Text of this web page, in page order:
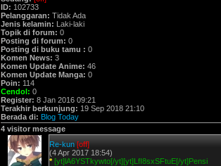
ID: 102733
Pelanggaran: Tidak Ada
Jenis kelamin: Laki-laki
Topik di forum: 0
Posting di forum: 0
Posting di buku tamu : 0
Komen News: 3
Komen Update Anime: 46
Komen Update Manga: 0
Poin: 114
Cendol: 0
Register: 8 Jan 2016 09:21
Terakhir berkunjung: 19 Sep 2018 21:10
Berada di: Blog Today
4 visitor message
Re-kun [off]
(4 Apr 2017 18:54)
* [yt]lA6YSTkywto[/yt][yt]LfI8sxSFtuE[/yt]Pensi